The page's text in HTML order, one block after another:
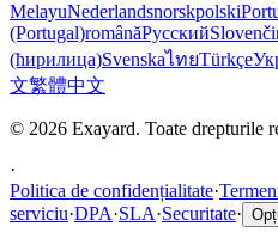
MelayuNederlandsnorskpolski
(Portugal)românăРусский
(ћирилица)SvenskaไทยTürkçe
文繁體中文
© 2026 Exayard. Toate drepturile
·
Politica de confidențialitate·
serviciu·DPA·SLA·Securitate·